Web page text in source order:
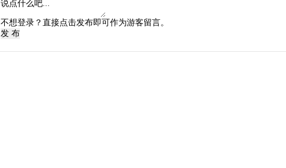
不想登录？直接点击发布即可作为游客留言。
发 布